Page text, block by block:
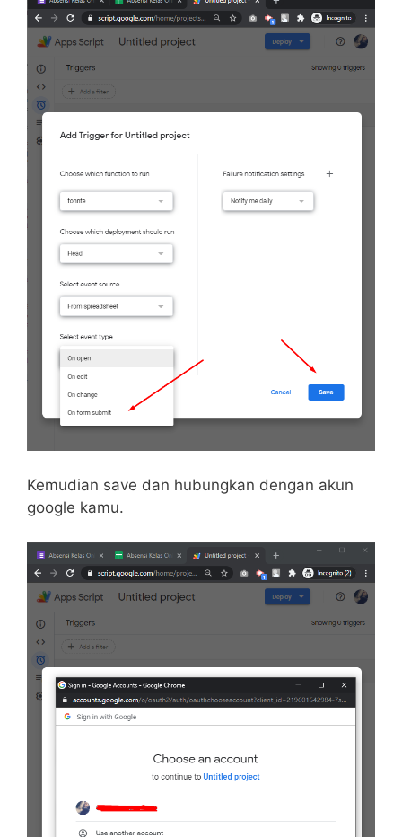
Kemudian save dan hubungkan dengan akun
google kamu.